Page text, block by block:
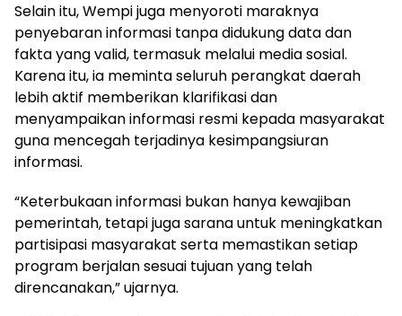
Selain itu, Wempi juga menyoroti maraknya
penyebaran informasi tanpa didukung data dan
fakta yang valid, termasuk melalui media sosial.
Karena itu, ia meminta seluruh perangkat daerah
lebih aktif memberikan klarifikasi dan
menyampaikan informasi resmi kepada masyarakat
guna mencegah terjadinya kesimpangsiuran
informasi.
“Keterbukaan informasi bukan hanya kewajiban
pemerintah, tetapi juga sarana untuk meningkatkan
partisipasi masyarakat serta memastikan setiap
program berjalan sesuai tujuan yang telah
direncanakan,” ujarnya.